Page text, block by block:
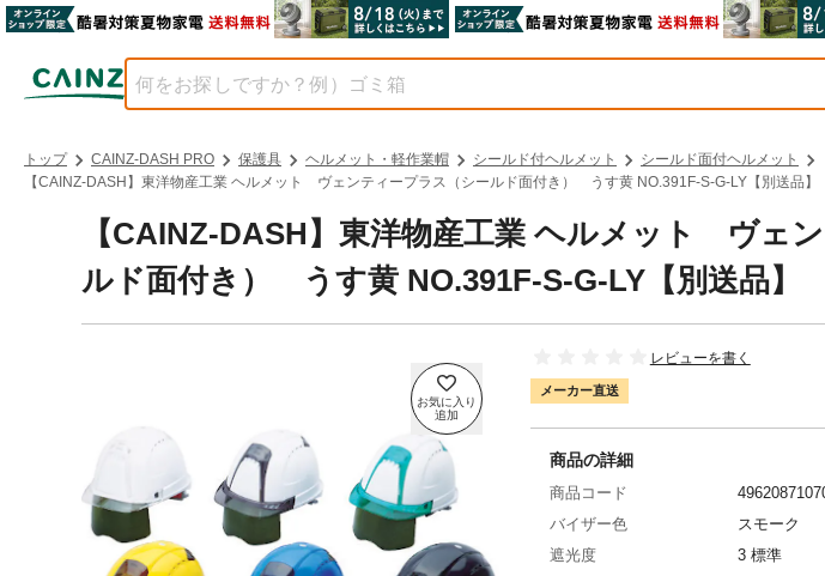
トップ CAINZ-DASH PRO 保護具 ヘルメット・軽作業帽 シールド付ヘルメット
シールド面付ヘルメット
【CAINZ-DASH】東洋物産工業 ヘルメット ヴェンティープラス（シールド面付き） うす黄 NO.391F-S-G-LY【別送品】
【CAINZ-DASH】東洋物産工業 ヘルメット ヴェ
ルド面付き） うす黄 NO.391F-S-G-LY【別送品】
レビューを書く
メーカー直送
商品の詳細
商品コード
バイザー色
スモーク
遮光度
3 標準